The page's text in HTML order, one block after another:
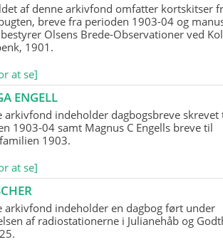
af denne arkivfond omfatter kortskitser
breve fra perioden 1903-04 og
Olsens Brede-Observationer ved
1901.
at se]
ENGELL
arkivfond indeholder dagbogsbreve skrevet
1903-04 samt Magnus C Engells breve til
1903.
at se]
arkivfond indeholder en dagbog ført under
af radiostationerne i Julianehåb og